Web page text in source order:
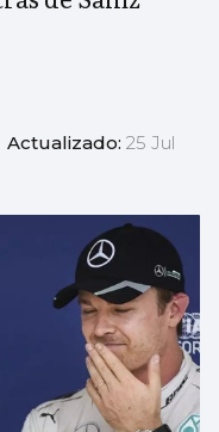
Actualizado: 25 Jul